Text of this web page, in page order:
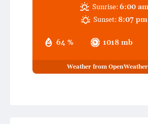
64 % 1018 mb
Sunrise:6:00
Sunset:8:07 pm
Weather from